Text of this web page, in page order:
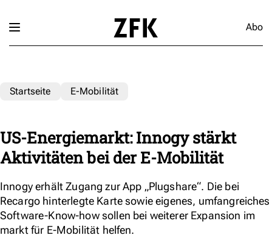
Abo
Startseite E-Mobilität
US-Energiemarkt: Innogy stärkt
Aktivitäten bei der E-Mobilität
Innogy erhält Zugang zur App „Plugshare“. Die bei
Recargo hinterlegte Karte sowie eigenes, umfangreiches
Software-Know-how sollen bei weiterer Expansion im
markt für E-Mobilität helfen.